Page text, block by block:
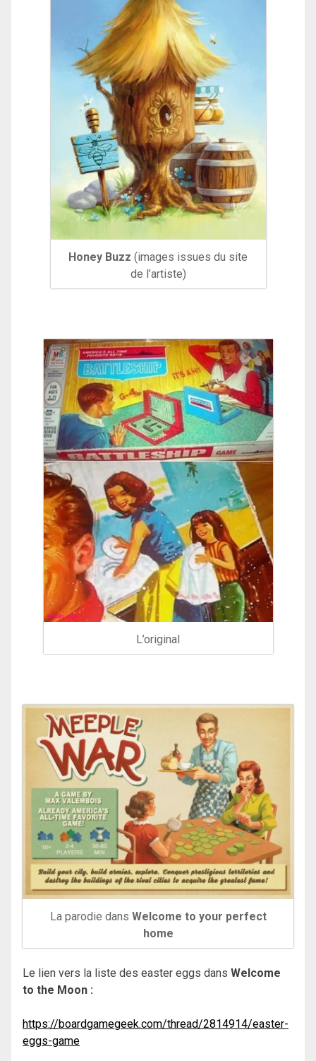
Honey Buzz (images issues du site
de l’artiste)
L’original
La parodie dans Welcome to your perfect
home
Le lien vers la liste des easter eggs dans Welcome
to the Moon :
https://boardgamegeek.com/thread/2814914/easter-
eggs-game